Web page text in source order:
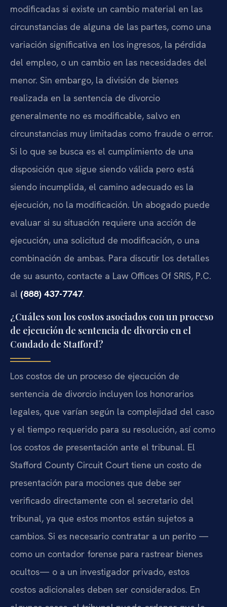
modificadas si existe un cambio material en las
circunstancias de alguna de las partes, como una
variación significativa en los ingresos, la pérdida
del empleo, o un cambio en las necesidades del
menor. Sin embargo, la división de bienes
realizada en la sentencia de divorcio
generalmente no es modificable, salvo en
circunstancias muy limitadas como fraude o error.
Si lo que se busca es el cumplimiento de una
disposición que sigue siendo válida pero está
siendo incumplida, el camino adecuado es la
ejecución, no la modificación. Un abogado puede
evaluar si su situación requiere una acción de
ejecución, una solicitud de modificación, o una
combinación de ambas. Para discutir los detalles
de su asunto, contacte a Law Offices Of SRIS, P.C.
al (888) 437-7747.
¿Cuáles son los costos asociados con un proceso
de ejecución de sentencia de divorcio en el
Condado de Stafford?
Los costos de un proceso de ejecución de
sentencia de divorcio incluyen los honorarios
legales, que varían según la complejidad del caso
y el tiempo requerido para su resolución, así como
los costos de presentación ante el tribunal. El
Stafford County Circuit Court tiene un costo de
presentación para mociones que debe ser
verificado directamente con el secretario del
tribunal, ya que estos montos están sujetos a
cambios. Si es necesario contratar a un perito —
como un contador forense para rastrear bienes
ocultos— o a un investigador privado, estos
costos adicionales deben ser considerados. En